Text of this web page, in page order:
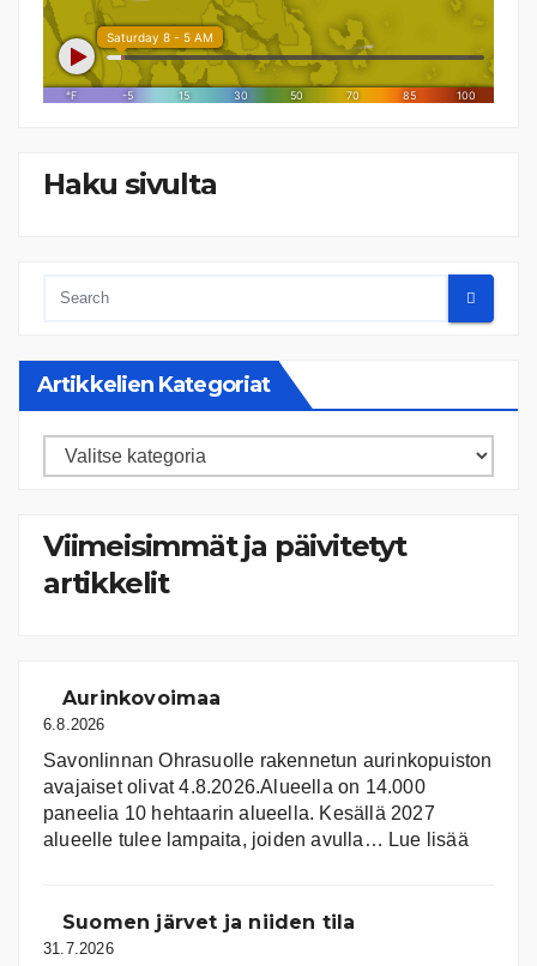
Haku sivulta
Artikkelien Kategoriat
Artikkelien
Viimeisimmät ja päivitetyt
artikkelit
Aurinkovoimaa
6.8.2026
Savonlinnan Ohrasuolle rakennetun aurinkopuiston
avajaiset olivat 4.8.2026.Alueella on 14.000
paneelia 10 hehtaarin alueella. Kesällä 2027
alueelle tulee lampaita, joiden avulla… Lue lisää:
Suomen järvet ja niiden tila
31.7.2026